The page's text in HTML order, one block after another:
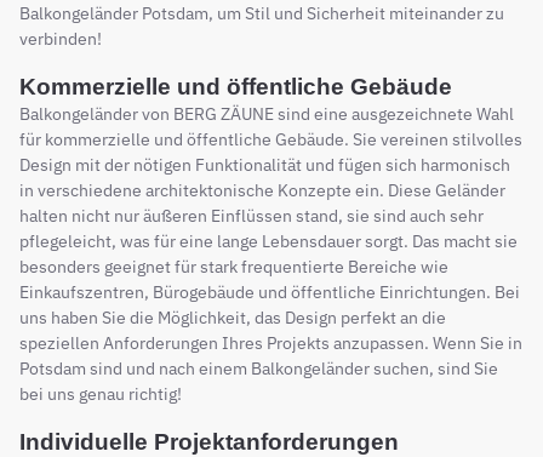
Balkongeländer Potsdam, um Stil und Sicherheit miteinander zu
verbinden!
Kommerzielle und öffentliche Gebäude
Balkongeländer von BERG ZÄUNE sind eine ausgezeichnete Wahl
für kommerzielle und öffentliche Gebäude. Sie vereinen stilvolles
Design mit der nötigen Funktionalität und fügen sich harmonisch
in verschiedene architektonische Konzepte ein. Diese Geländer
halten nicht nur äußeren Einflüssen stand, sie sind auch sehr
pflegeleicht, was für eine lange Lebensdauer sorgt. Das macht sie
besonders geeignet für stark frequentierte Bereiche wie
Einkaufszentren, Bürogebäude und öffentliche Einrichtungen. Bei
uns haben Sie die Möglichkeit, das Design perfekt an die
speziellen Anforderungen Ihres Projekts anzupassen. Wenn Sie in
Potsdam sind und nach einem Balkongeländer suchen, sind Sie
bei uns genau richtig!
Individuelle Projektanforderungen